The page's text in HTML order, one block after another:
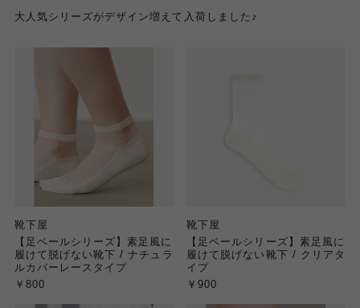
大人気シリーズがデザイン増えて入荷しました♪
靴下屋
【足ベールシリーズ】素足風に
履けて脱げない靴下 / ナチュラ
ルカバーレースタイプ
￥800
靴下屋
【足ベールシリーズ】素足風に
履けて脱げない靴下 / クリアタ
イプ
￥900